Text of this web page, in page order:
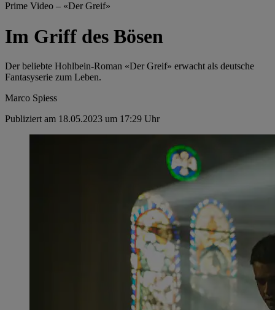
Prime Video – «Der Greif»
Im Griff des Bösen
Der beliebte Hohlbein-Roman «Der Greif» erwacht als deutsche
Fantasyserie zum Leben.
Marco Spiess
Publiziert am 18.05.2023 um 17:29 Uhr